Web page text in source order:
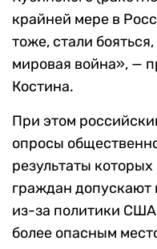
крайней мере в
тоже, стали
мировая война», —
Костина.
При этом
опросы
результаты которых
граждан допускают
из-за политики
более опасным